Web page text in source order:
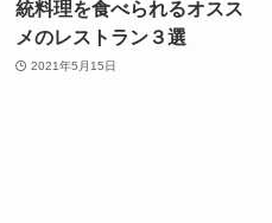
統料理を食べられるオスス
メのレストラン３選
2021年5月15日